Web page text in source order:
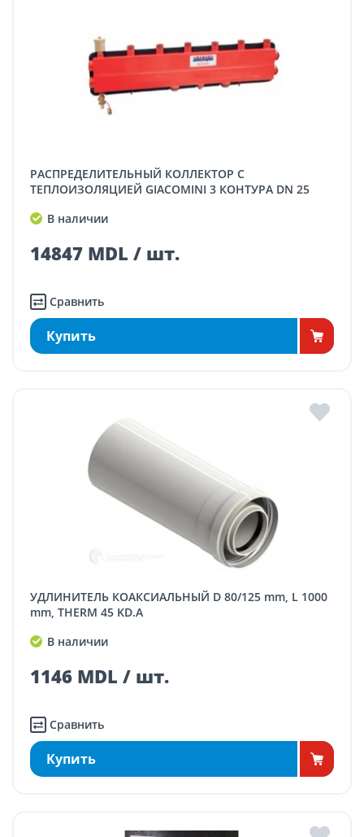
РАСПРЕДЕЛИТЕЛЬНЫЙ КОЛЛЕКТОР С
ТЕПЛОИЗОЛЯЦИЕЙ GIACOMINI 3 КОНТУРА DN 25
В наличии
14847 MDL / шт.
Сравнить
Купить
УДЛИНИТЕЛЬ КОАКСИАЛЬНЫЙ D 80/125 mm, L 1000
mm, THERM 45 KD.A
В наличии
1146 MDL / шт.
Сравнить
Купить